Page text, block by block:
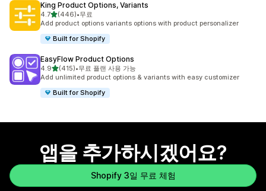
King Product Options, Variants
4.7별 5개 중
(446)
총 리뷰 446개
•무료
Add product options variants options with product personalizer
Built for Shopify
EasyFlow Product Options
4.9별 5개 중
(415)
총 리뷰 415개
•무료 플랜 사용 가능
Add unlimited product options & variants with easy customizer
Built for Shopify
앱을 추가하시겠어요?
Shopify 3일 무료 체험